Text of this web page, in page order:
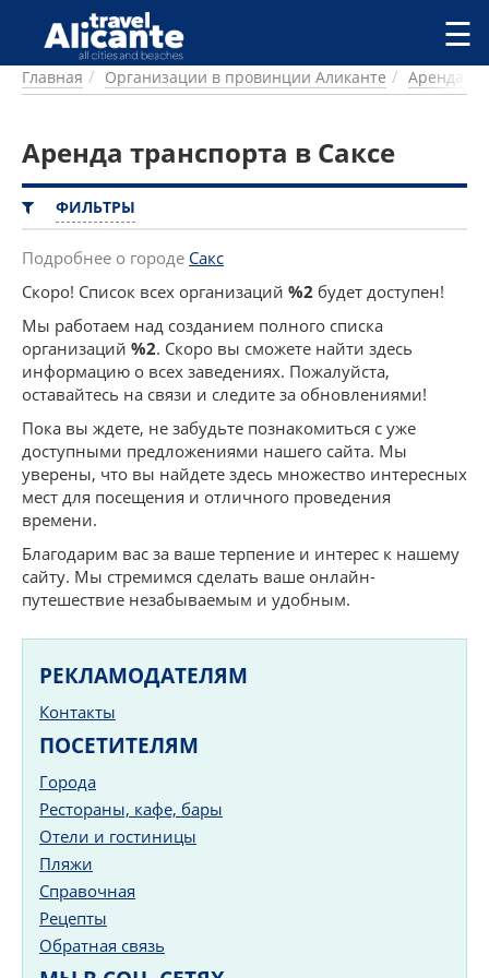
Перейти к основному содержанию
ГОРОДА
ПИТАНИЕ
ПРОЖИВАНИЕ
ПЛЯЖИ
ДОСТОПРИМЕЧАТЕЛЬНОСТИ
КЕМПИНГ
КОМАРКИ (РАЙОНЫ)
РЕЦЕПТЫ
ПРЕДЛОЖЕНИЯ
СТАТЬИ
УСЛУГИ
☰
Главная Организации в провинции Аликанте Аренда
Аренда транспорта в Саксе
ФИЛЬТРЫ
Подробнее о городе Сакс
Скоро! Список всех организаций %2 будет доступен!
Мы работаем над созданием полного списка
организаций %2. Скоро вы сможете найти здесь
информацию о всех заведениях. Пожалуйста,
оставайтесь на связи и следите за обновлениями!
Пока вы ждете, не забудьте познакомиться с уже
доступными предложениями нашего сайта. Мы
уверены, что вы найдете здесь множество интересных
мест для посещения и отличного проведения
времени.
Благодарим вас за ваше терпение и интерес к нашему
сайту. Мы стремимся сделать ваше онлайн-
путешествие незабываемым и удобным.
РЕКЛАМОДАТЕЛЯМ
Контакты
ПОСЕТИТЕЛЯМ
Города
Рестораны, кафе, бары
Отели и гостиницы
Пляжи
Справочная
Рецепты
Обратная связь